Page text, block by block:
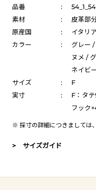
品番 :
素材
:
皮革部
原産国
:
イタリア
カラー
:
グレー
ヌメ /
ネイビ
サイズ
:
F
実寸
:
F：タ
フック
※ 採寸の詳細につきましては、
> サイズガイド